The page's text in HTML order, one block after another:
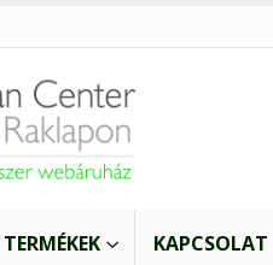
TERMÉKEK KAPCSOLAT